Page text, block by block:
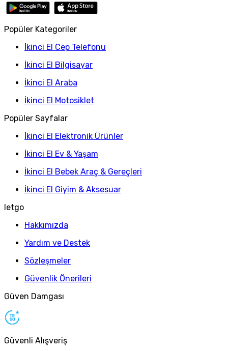
Popüler Kategoriler
İkinci El Cep Telefonu
İkinci El Bilgisayar
İkinci El Araba
İkinci El Motosiklet
Popüler Sayfalar
İkinci El Elektronik Ürünler
İkinci El Ev & Yaşam
İkinci El Bebek Araç & Gereçleri
İkinci El Giyim & Aksesuar
letgo
Hakkımızda
Yardım ve Destek
Sözleşmeler
Güvenlik Önerileri
Güven Damgası
Güvenli Alışveriş